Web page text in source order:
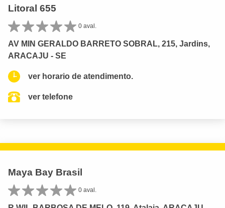
Litoral 655
0 aval.
AV MIN GERALDO BARRETO SOBRAL, 215, Jardins,
ARACAJU - SE
ver horario de atendimento.
ver telefone
Maya Bay Brasil
0 aval.